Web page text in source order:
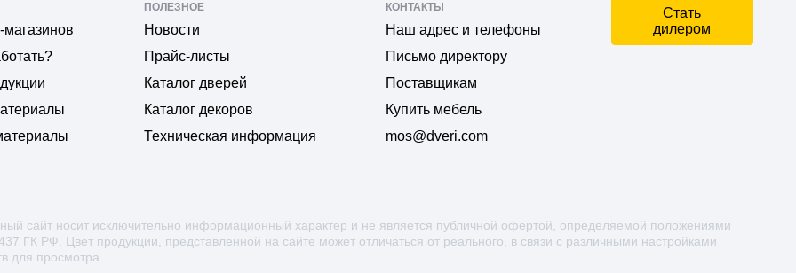
магазинов
ПОЛЕЗНОЕ
Новости
Прайс-листы
Каталог дверей
Каталог декоров
Техническая информация
КОНТАКТЫ
Наш адрес и телефоны
Письмо директору
Поставщикам
Купить мебель
mos@dveri.com
Стать
дилером
сайт носит исключительно информационный характер и не является публичной офертой, определяемой положениями
ГК РФ. Цвет продукции, представленной на сайте может отличаться от реального, в связи с различными настройками
для просмотра.